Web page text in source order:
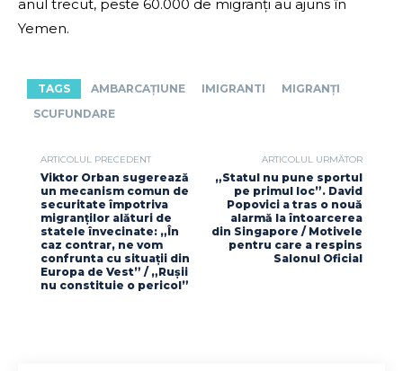
anul trecut, peste 60.000 de migranți au ajuns în
Yemen.
TAGS AMBARCAȚIUNE IMIGRANTI
MIGRANȚI
SCUFUNDARE
ARTICOLUL PRECEDENT
Viktor Orban sugerează
un mecanism comun de
securitate împotriva
migranților alături de
statele învecinate: „În
caz contrar, ne vom
confrunta cu situații din
Europa de Vest” / „Rușii
nu constituie o pericol”
ARTICOLUL URMĂTOR
„Statul nu pune sportul
pe primul loc”. David
Popovici a tras o nouă
alarmă la întoarcerea
din Singapore / Motivele
pentru care a respins
Salonul Oficial